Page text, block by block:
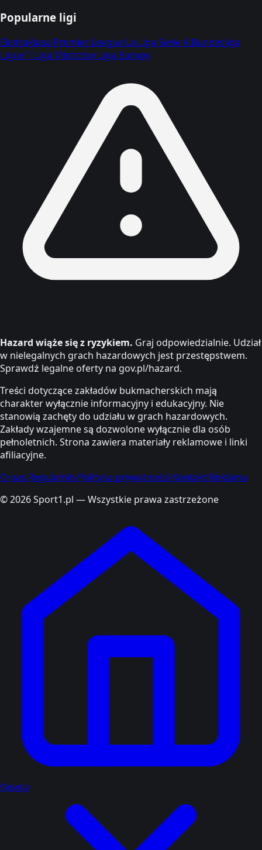
Popularne ligi
Ekstraklasa Premier League La Liga Serie A Bundesliga
Ligue 1 Liga Mistrzów Liga Europy
Hazard wiąże się z ryzykiem. Graj odpowiedzialnie. Udział
w nielegalnych grach hazardowych jest przestępstwem.
Sprawdź legalne oferty na gov.pl/hazard.
Treści dotyczące zakładów bukmacherskich mają
charakter wyłącznie informacyjny i edukacyjny. Nie
stanowią zachęty do udziału w grach hazardowych.
Zakłady wzajemne są dozwolone wyłącznie dla osób
pełnoletnich. Strona zawiera materiały reklamowe i linki
afiliacyjne.
O nas Regulamin Polityka prywatności Kontakt Reklama
© 2026 Sport1.pl — Wszystkie prawa zastrzeżone
Newsy